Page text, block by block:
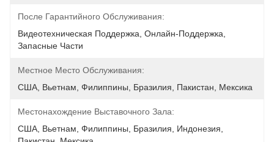
После Гарантийного Обслуживания:
Видеотехническая Поддержка, Онлайн-Поддержка,
Запасные Части
Местное Место Обслуживания:
США, Вьетнам, Филиппины, Бразилия, Пакистан, Мексика
Местонахождение Выставочного Зала:
США, Вьетнам, Филиппины, Бразилия, Индонезия,